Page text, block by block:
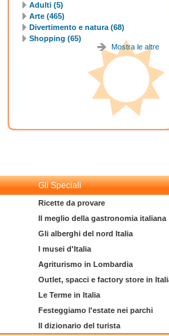
Adulti (5)
Arte (465)
Divertimento e natura (68)
Shopping (65)
Mostra le altre
Gli Speciali
Ricette da provare
Il meglio della gastronomia italiana
Gli alberghi del nord Italia
I musei d'Italia
Agriturismo in Lombardia
Outlet, spacci e factory store in
Le Terme in Italia
Festeggiamo l'estate nei parchi
Il dizionario del turista